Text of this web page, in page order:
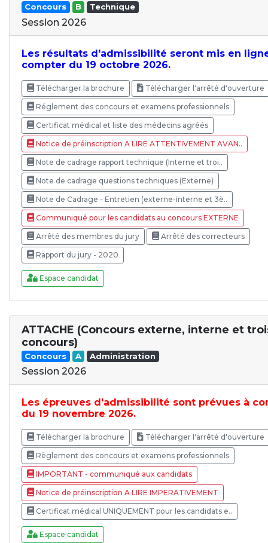
Concours B Technique
Session 2026
Les résultats d'admissibilité seront mis en
compter du 19 octobre 2026.
Télécharger la brochure Télécharger l'arrêté d'ouverture
Réglement des concours et examens professionnels
Certificat médical et liste des médecins agréés
Notice de préinscription A LIRE ATTENTIVEMENT AVAN..
Note de cadrage rapport technique (Interne et troi..
Note de cadrage questions techniques (Externe)
Note de Cadrage - Entretien (externe-interne et 3è..
Communiqué pour les candidats au concours EXTERNE
Arrêté des membres du jury Arrêté des correcteurs
Rapport du jury - 2020
Espace candidat
ATTACHE (Concours externe, interne et
concours)
Concours A Administration
Session 2026
Les épreuves d'admissibilité sont prévues à
du 19 novembre 2026.
Télécharger la brochure Télécharger l'arrêté d'ouverture
Règlement des concours et examens professionnels
IMPORTANT - communiqué aux candidats
Notice de préinscription A LIRE IMPERATIVEMENT
Certificat médical UNIQUEMENT pour les candidats e..
Espace candidat